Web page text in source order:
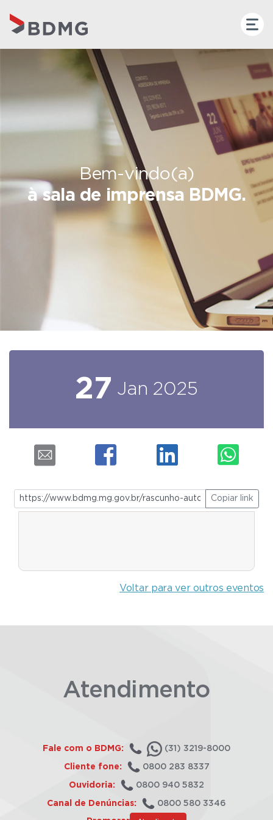
Bem-vindo(a)
à sala de imprensa BDMG.
27 Jan 2025
Copiar link
Voltar para ver outros eventos
Atendimento
Fale com o BDMG: (31) 3219-8000
Cliente fone: 0800 283 8337
Ouvidoria: 0800 940 5832
Canal de Denúncias: 0800 580 3346